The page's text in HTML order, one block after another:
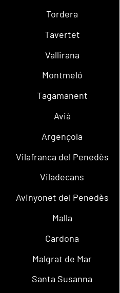
Tordera
Tavertet
Vallirana
Montmeló
Tagamanent
Avià
Argençola
Vilafranca del Penedès
Viladecans
Avinyonet del Penedès
Malla
Cardona
Malgrat de Mar
Santa Susanna